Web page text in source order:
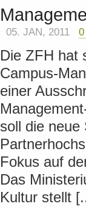
05. JAN, 2011
Die ZFH hat
Campus-
einer
soll die neue
Fokus auf
Das
Kultur stellt